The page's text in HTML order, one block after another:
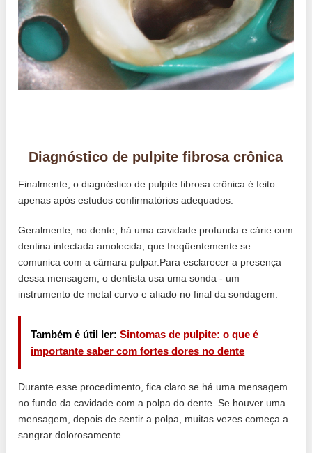
Diagnóstico de pulpite fibrosa crônica
Finalmente, o diagnóstico de pulpite fibrosa crônica é feito
apenas após estudos confirmatórios adequados.
Geralmente, no dente, há uma cavidade profunda e cárie com
dentina infectada amolecida, que freqüentemente se
comunica com a câmara pulpar.Para esclarecer a presença
dessa mensagem, o dentista usa uma sonda - um
instrumento de metal curvo e afiado no final da sondagem.
Também é útil ler:Sintomas de pulpite: o que é
importante saber com fortes dores no dente
Durante esse procedimento, fica claro se há uma mensagem
no fundo da cavidade com a polpa do dente. Se houver uma
mensagem, depois de sentir a polpa, muitas vezes começa a
sangrar dolorosamente.